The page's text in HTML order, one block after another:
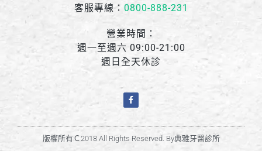
客服專線： 0800-888-231
營業時間：
週一至週六 09:00-21:00
週日全天休診
版權所有Ｃ2018 All Rights Reserved. By典雅牙醫診所